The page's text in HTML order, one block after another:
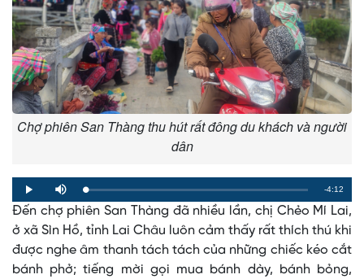
Chợ phiên San Thàng thu hút rất đông du khách và người
dân
Play Mute Loaded:
0%
Progress:
0%
Remaining
Time
-4:12
Đến chợ phiên San Thàng đã nhiều lần, chị Chẻo Mí Lai,
ở xã Sìn Hồ, tỉnh Lai Châu luôn cảm thấy rất thích thú khi
được nghe âm thanh tách tách của những chiếc kéo cắt
bánh phở; tiếng mời gọi mua bánh dày, bánh bỏng,